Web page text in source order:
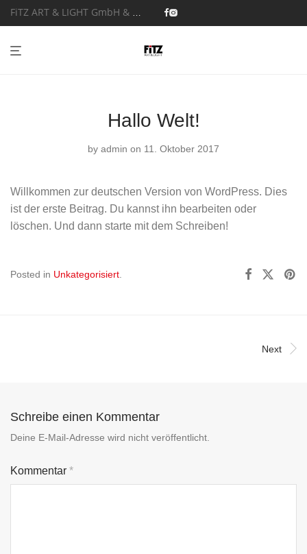
FiTZ ART & LIGHT GmbH & Co. KG
Hallo Welt!
by admin on 11. Oktober 2017
Willkommen zur deutschen Version von WordPress. Dies
ist der erste Beitrag. Du kannst ihn bearbeiten oder
löschen. Und dann starte mit dem Schreiben!
Posted in Unkategorisiert
Next
Schreibe einen Kommentar
Deine E-Mail-Adresse wird nicht veröffentlicht.
Kommentar *